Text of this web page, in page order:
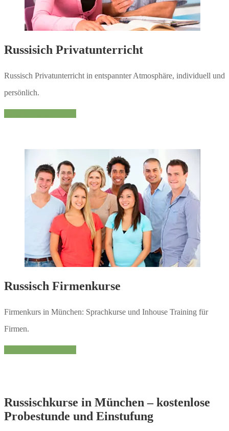
Russisich Privatunterricht
Russisch Privatunterricht in entspannter Atmosphäre, individuell und
persönlich.
Russisch Firmenkurse
Firmenkurs in München: Sprachkurse und Inhouse Training für
Firmen.
Russischkurse in München – kostenlose
Probestunde und Einstufung